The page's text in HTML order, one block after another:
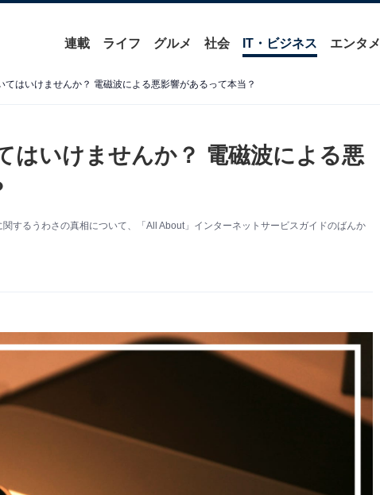
連載 ライフ グルメ 社会 IT・ビジネス エンタメ
てはいけませんか？ 電磁波による悪影響があるって本当？
はいけませんか？ 電磁波による悪
するうわさの真相について、「All About」インターネットサービスガイドのばんか